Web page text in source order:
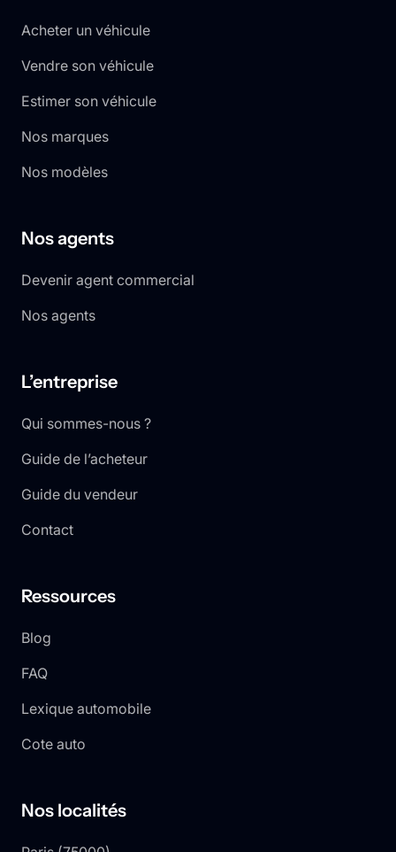
Acheter un véhicule
Vendre son véhicule
Estimer son véhicule
Nos marques
Nos modèles
Nos agents
Devenir agent commercial
Nos agents
L’entreprise
Qui sommes-nous ?
Guide de l’acheteur
Guide du vendeur
Contact
Ressources
Blog
FAQ
Lexique automobile
Cote auto
Nos localités